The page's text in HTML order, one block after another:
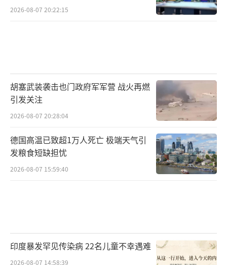
2026-08-07 20:22:15
胡塞武装袭击也门政府军军营 战火再燃
引发关注
2026-08-07 20:28:04
德国高温已致超1万人死亡 极端天气引
发粮食短缺担忧
2026-08-07 15:59:40
印度暴发罕见传染病 22名儿童不幸遇难
2026-08-07 14:58:39